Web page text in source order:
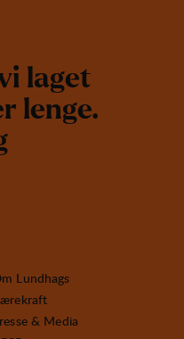
i laget
r lenge.
Lundhags
& Media